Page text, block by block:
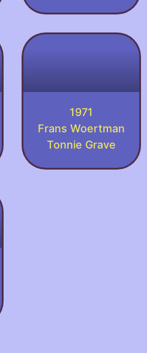
1971
Frans Woertman
Tonnie Grave